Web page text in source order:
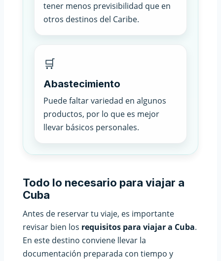
tener menos previsibilidad que en
otros destinos del Caribe.
🛒
Abastecimiento
Puede faltar variedad en algunos
productos, por lo que es mejor
llevar básicos personales.
Todo lo necesario para viajar a
Cuba
Antes de reservar tu viaje, es importante
revisar bien los requisitos para viajar a Cuba.
En este destino conviene llevar la
documentación preparada con tiempo y